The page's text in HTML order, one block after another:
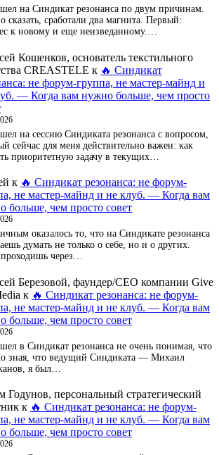
на Синдикат резонанса по двум причинам.
сказать, сработали два магнита. Первый:
к новому и еще неизведанному.…
Кошенков, основатель текстильного
CREASTELE к 🔥 Синдикат
не форум-группа, не мастер-майнд и
— Когда вам нужно больше, чем просто
на сессию Синдиката резонанса с вопросом,
сейчас для меня действительно важен: как
приоритетную задачу в текущих…
к 🔥 Синдикат резонанса: не форум-
не мастер-майнд и не клуб. — Когда вам
больше, чем просто совет
оказалось то, что на Синдикате резонанса
думать не только о себе, но и о других.
проходишь через…
Березовой, фаундер/СЕО компании Give
к 🔥 Синдикат резонанса: не форум-
не мастер-майнд и не клуб. — Когда вам
больше, чем просто совет
в Синдикат резонанса не очень понимая, что
зная, что ведущий Синдиката — Михаил
я был…
Годунов, персональный стратегический
к 🔥 Синдикат резонанса: не форум-
не мастер-майнд и не клуб. — Когда вам
больше, чем просто совет